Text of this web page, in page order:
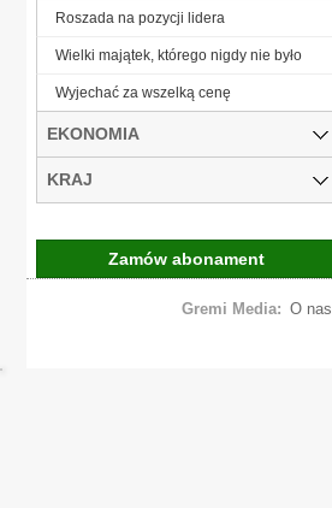
Roszada na pozycji lidera
Wielki majątek, którego nigdy nie było
Wyjechać za wszelką cenę
EKONOMIA
KRAJ
Zamów abonament
Gremi Media: O nas